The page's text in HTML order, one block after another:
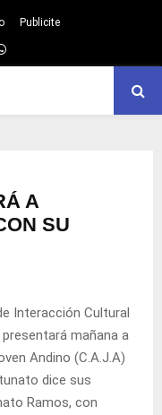
Publicite
Whatsapp
A
SU
Interacción Cultural
mañana a
Andino (C.A.J.A)
dice sus
Ramos, con